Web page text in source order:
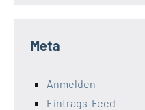
Meta
Anmelden
Eintrags-Feed